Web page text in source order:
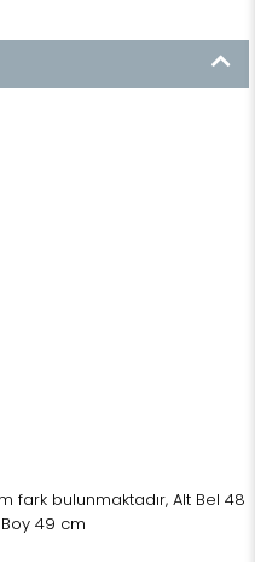
fark bulunmaktadır, Alt Bel 48
49 cm